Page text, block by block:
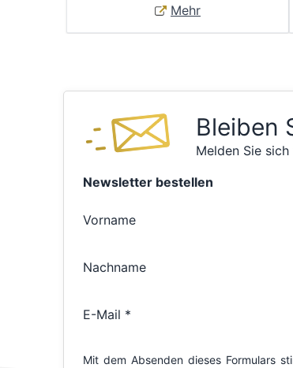
Mehr
Bleiben
Melden Sie